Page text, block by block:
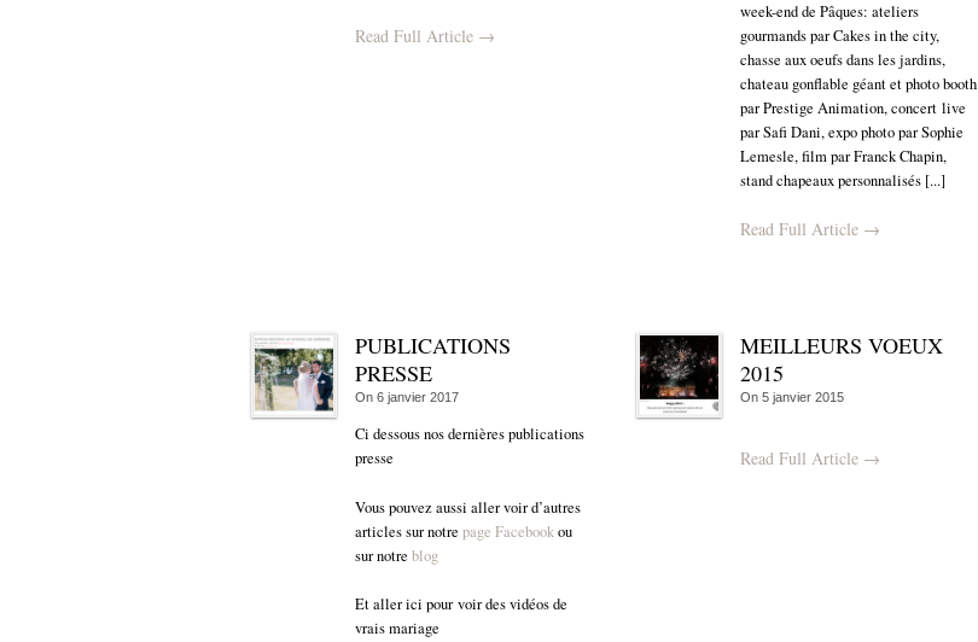
Read Full Article →
week-end de Pâques: ateliers
gourmands par Cakes in the city,
chasse aux oeufs dans les jardins,
chateau gonflable géant et photo booth
par Prestige Animation, concert live
par Safi Dani, expo photo par Sophie
Lemesle, film par Franck Chapin,
stand chapeaux personnalisés [...]
Read Full Article →
PUBLICATIONS
PRESSE
On 6 janvier 2017
Ci dessous nos dernières publications
presse
Vous pouvez aussi aller voir d’autres
articles sur notre page Facebookou
sur notre blog
Et aller ici pour voir des vidéos de
vrais mariage
MEILLEURS VOEUX
2015
On5 janvier 2015
Read Full Article →